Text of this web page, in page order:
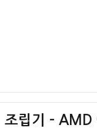
립기 – AMD